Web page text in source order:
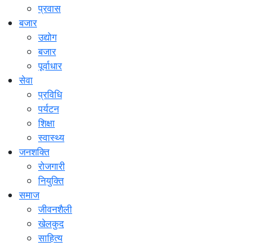
प्रवास
बजार
उद्योग
बजार
पूर्वाधार
सेवा
प्रविधि
पर्यटन
शिक्षा
स्वास्थ्य
जनशक्ति
रोजगारी
नियुक्ति
समाज
जीवनशैली
खेलकुद
साहित्य